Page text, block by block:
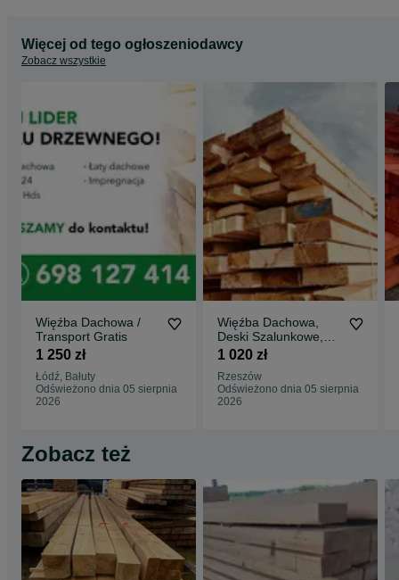
Więcej od tego ogłoszeniodawcy
Zobacz wszystkie
Więźba Dachowa /
Transport Gratis
1 250 zł
Łódź, Bałuty
Odświeżono dnia 05 sierpnia
2026
Więźba Dachowa,
Deski Szalunkowe,
Transport FREE/ HDS
1 020 zł
Rzeszów
Odświeżono dnia 05 sierpnia
2026
Zobacz też